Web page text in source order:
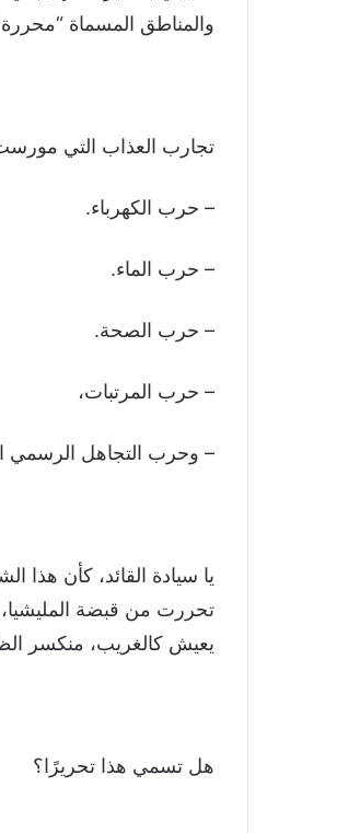
والمناطق المسماة
تجارب العذاب التي
– حرب الكهرباء.
– حرب الماء.
– حرب الصحة.
– حرب المرتبات،
– وحرب التجاهل الرسمي
يا سيادة القائد، كأن
تحررت من قبضة المليشيا،
يعيش كالغريب، منكسر
هل تسمي هذا تحريرًا؟